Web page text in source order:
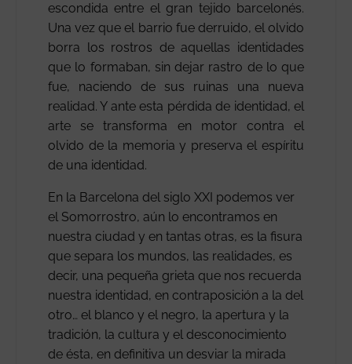
escondida entre el gran tejido barcelonés.
Una vez que el barrio fue derruido, el olvido
borra los rostros de aquellas identidades
que lo formaban, sin dejar rastro de lo que
fue, naciendo de sus ruinas una nueva
realidad. Y ante esta pérdida de identidad, el
arte se transforma en motor contra el
olvido de la memoria y preserva el espíritu
de una identidad.
En la Barcelona del siglo XXI podemos ver
el Somorrostro, aún lo encontramos en
nuestra ciudad y en tantas otras, es la fisura
que separa los mundos, las realidades, es
decir, una pequeña grieta que nos recuerda
nuestra identidad, en contraposición a la del
otro… el blanco y el negro, la apertura y la
tradición, la cultura y el desconocimiento
de ésta, en definitiva un desviar la mirada